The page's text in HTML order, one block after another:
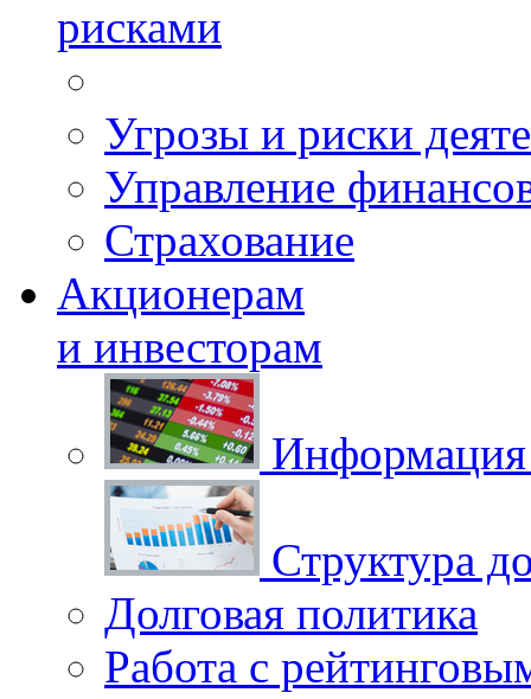
рисками
Угрозы и риски
Управление
Страхование
Акционерам
и инвесторам
Структура
Долговая политика
Работа с